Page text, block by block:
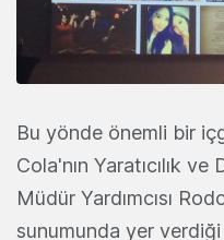
Bu yönde önemli bir
Cola'nın Yaratıcılık
Müdür Yardımcısı
sunumunda yer